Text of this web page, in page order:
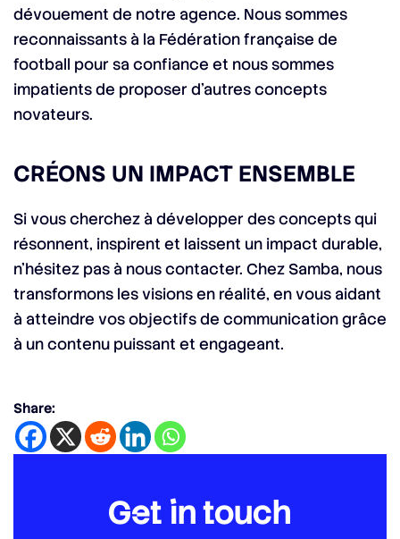
dévouement de notre agence. Nous sommes
reconnaissants à la Fédération française de
football pour sa confiance et nous sommes
impatients de proposer d’autres concepts
novateurs.
CRÉONS UN IMPACT ENSEMBLE
Si vous cherchez à développer des concepts qui
résonnent, inspirent et laissent un impact durable,
n’hésitez pas à nous contacter. Chez Samba, nous
transformons les visions en réalité, en vous aidant
à atteindre vos objectifs de communication grâce
à un contenu puissant et engageant.
Share:
Get in touch